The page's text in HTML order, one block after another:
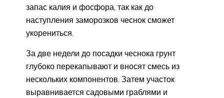
запас калия и фосфора, так как до
наступления заморозков чеснок сможет
укорениться.
За две недели до посадки чеснока грунт
глубоко перекапывают и вносят смесь из
нескольких компонентов. Затем участок
выравнивается садовыми граблями и